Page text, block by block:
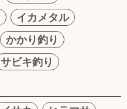
イカメタル
かかり釣り
サビキ釣り